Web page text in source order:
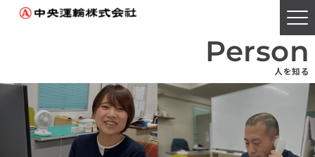
Home
トップページ
Person
人を知る
Person
人を知る